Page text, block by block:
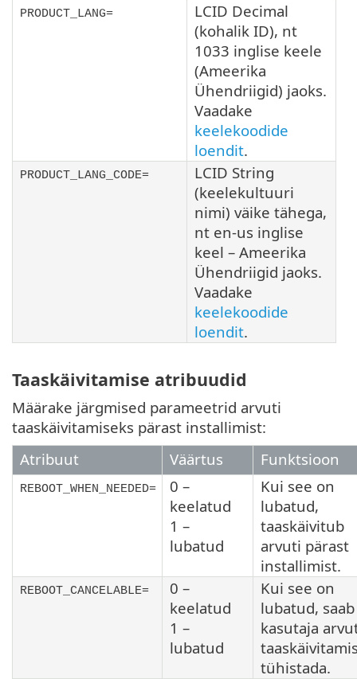
PRODUCT_LANG=
LCID Decimal
(kohalik ID), nt
1033 inglise keele
(Ameerika
Ühendriigid) jaoks.
Vaadake
keelekoodide
loendit.
PRODUCT_LANG_CODE=
LCID String
(keelekultuuri
nimi) väike tähega,
nt en-us inglise
keel – Ameerika
Ühendriigid jaoks.
Vaadake
keelekoodide
loendit.
Taaskäivitamise atribuudid
Määrake järgmised parameetrid arvuti
taaskäivitamiseks pärast installimist:
Atribuut
Väärtus Funktsioon
REBOOT_WHEN_NEEDED=
0 –
keelatud
1 –
lubatud
Kui see on
lubatud,
taaskäivitub
arvuti pärast
installimist.
REBOOT_CANCELABLE=
0 –
keelatud
1 –
lubatud
Kui see on
lubatud, saab
kasutaja
tühistada.